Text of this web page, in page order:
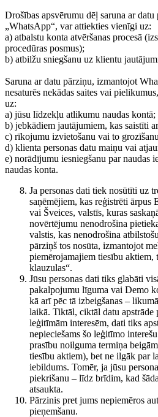
Drošības apsvērumu dēļ saruna ar
„WhatsApp“, var attiekties vienīgi uz:
a) atbalstu konta atvēršanas procesā
procedūras posmus);
b) atbilžu sniegšanu uz klientu
Saruna ar datu pārziņu, izmantojot
nesaturēs nekādas saites vai
uz:
a) jūsu līdzekļu atlikumu naudas kontā;
b) jebkādiem jautājumiem, kas saistīti
c) rīkojumu izvietošanu vai to
d) klienta personas datu maiņu vai
e) norādījumu iesniegšanu par naudas
naudas konta.
Ja personas dati tiek nosūtīti uz
saņēmējiem, kas reģistrēti ārpus
vai Šveices, valstīs, kuras
novērtējumu nenodrošina
valstis, kas nenodrošina
pārziņš tos nosūta, izmantojot
piemērojamajiem tiesību aktiem,
klauzulas“.
Jūsu personas dati tiks glabāti
pakalpojumu līguma vai Demo
kā arī pēc tā izbeigšanas –
laikā. Tiktāl, ciktāl datu apstrāde
leģitīmām interesēm, dati tiks
nepieciešams šo leģitīmo
prasību noilguma termiņa
tiesību aktiem), bet ne ilgāk par
iebildums. Tomēr, ja jūsu
piekrišanu – līdz brīdim, kad
atsaukta.
Pārzinis pret jums nepiemēros
pieņemšanu.